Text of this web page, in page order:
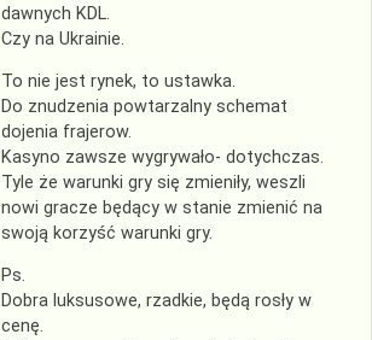
dawnych KDL.
Czy na Ukrainie.
To nie jest rynek, to ustawka.
Do znudzenia powtarzalny schemat
dojenia frajerow.
Kasyno zawsze wygrywało- dotychczas.
Tyle że warunki gry się zmieniły, weszli
nowi gracze będący w stanie zmienić na
swoją korzyść warunki gry.
Ps.
Dobra luksusowe, rzadkie, będą rosły w
cenę.